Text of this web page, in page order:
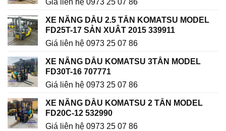
XE NÂNG DẦU 2.5 TẤN KOMATSU MODEL
FD25T-17 SẢN XUÂT 2015 339911
Giá liên hệ 0973 25 07 86
XE NÂNG DẦU KOMATSU 3TẤN MODEL
FD30T-16 707771
Giá liên hệ 0973 25 07 86
XE NÂNG DẦU KOMATSU 2 TẤN MODEL
FD20C-12 532990
Giá liên hệ 0973 25 07 86